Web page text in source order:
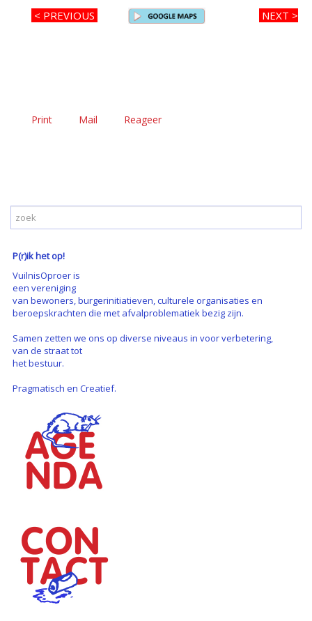
< PREVIOUS NEXT >
Print Mail Reageer
P(r)ik het op!
VuilnisOproer is
een vereniging
van bewoners, burgerinitiatieven, culturele organisaties en
beroepskrachten die met afvalproblematiek bezig zijn.
Samen zetten we ons op diverse niveaus in voor verbetering,
van de straat tot
het bestuur.
Pragmatisch en Creatief.